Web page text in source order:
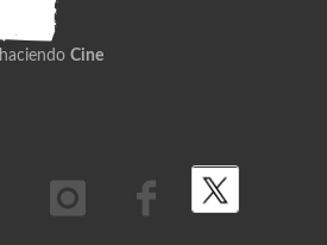
haciendo Cine